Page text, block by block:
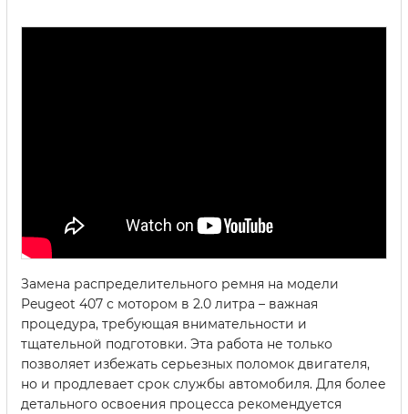
Замена распределительного ремня на модели
Peugeot 407 с мотором в 2.0 литра – важная
процедура, требующая внимательности и
тщательной подготовки. Эта работа не только
позволяет избежать серьезных поломок двигателя,
но и продлевает срок службы автомобиля. Для более
детального освоения процесса рекомендуется